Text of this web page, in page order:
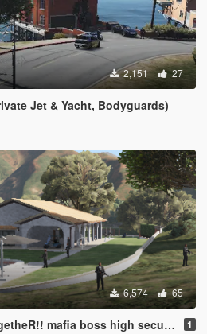
2,151 27
Jet & Yacht, Bodyguards)
6,574 65
with Private Helicopter , Own tennis court , Swimming pool 1